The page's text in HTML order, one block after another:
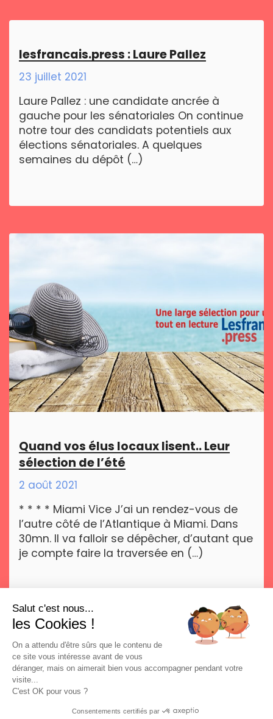
lesfrancais.press : Laure Pallez
23 juillet 2021
Laure Pallez : une candidate ancrée à
gauche pour les sénatoriales On continue
notre tour des candidats potentiels aux
élections sénatoriales. A quelques
semaines du dépôt (…)
Quand vos élus locaux lisent.. Leur
sélection de l’été
2 août 2021
* * * * Miami Vice J’ai un rendez-vous de
l’autre côté de l’Atlantique à Miami. Dans
30mn. Il va falloir se dépêcher, d’autant que
je compte faire la traversée en (…)
Blog
Contributions au débat public
A propos
Newsletters
Salut c'est nous...
les Cookies !
On a attendu d'être sûrs que le contenu de
ce site vous intéresse avant de vous
déranger, mais on aimerait bien vous accompagner pendant votre
visite...
C'est OK pour vous ?
Consentements certifiés par